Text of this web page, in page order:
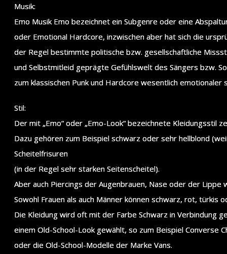
Musik:
Emo Musik Emo bezeichnet ein Subgenre oder eine
oder Emotional Hardcore, inzwischen aber hat sich die
der Regel bestimmte politische bzw. gesellschaftliche
und Selbstmitleid geprägte Gefühlswelt des Sängers bzw.
zum klassischen Punk und Hardcore wesentlich emotionaler
Stil:
Der mit „Emo“ oder „Emo-Look“ bezeichnete Kleidungsstil
Dazu gehören zum Beispiel schwarz oder sehr hellblond
Scheitelfrisuren
(in der Regel sehr starken Seitenscheitel).
Aber auch Piercings der Augenbrauen, Nase oder der Lippe
Sowohl Frauen als auch Männer können schwarz, rot, türkis
Die Kleidung wird oft mit der Farbe Schwarz in Verbindung
einem Old-School-Look gewählt, so zum Beispiel Converse
oder die Old-School-Modelle der Marke Vans.